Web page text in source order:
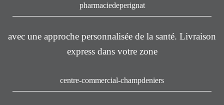
pharmaciedeperignat
avec une approche personnalisée de la santé. Livraison
express dans votre zone
centre-commercial-champdeniers